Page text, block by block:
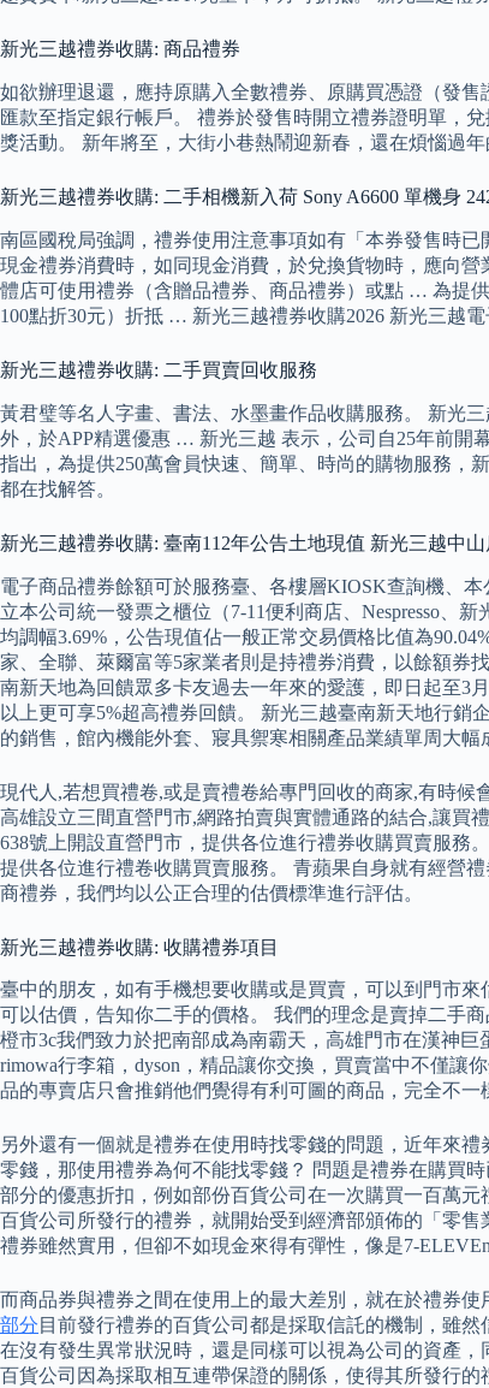
新光三越禮券收購: 商品禮券
如欲辦理退還，應持原購入全數禮券、原購買憑證（發
匯款至指定銀行帳戶。 禮券於發售時開立禮券證明單，
獎活動。 新年將至，大街小巷熱鬧迎新春，還在煩惱過年
新光三越禮券收購: 二手相機新入荷 Sony A6600 單機身
南區國稅局強調，禮券使用注意事項如有「本券發售時
現金禮券消費時，如同現金消費，於兌換貨物時，應向
體店可使用禮券（含贈品禮券、商品禮券）或點 … 為提
100點折30元）折抵 … 新光三越禮券收購2026 新光三越
新光三越禮券收購: 二手買賣回收服務
黃君璧等名人字畫、書法、水墨畫作品收購服務。 新光
外，於APP精選優惠 … 新光三越 表示，公司自25年前開
指出，為提供250萬會員快速、簡單、時尚的購物服務，
都在找解答。
新光三越禮券收購: 臺南112年公告土地現值 新光三越中
電子商品禮券餘額可於服務臺、各樓層KIOSK查詢機、
立本公司統一發票之櫃位（7-11便利商店、Nespresso、
均調幅3.69%，公告現值佔一般正常交易價格比值為
家、全聯、萊爾富等5家業者則是持禮券消費，以餘額券
南新天地為回饋眾多卡友過去一年來的愛護，即日起至3
以上更可享5%超高禮券回饋。 新光三越臺南新天地行
的銷售，館內機能外套、寢具禦寒相關產品業績單周大
現代人,若想買禮卷,或是賣禮卷給專門回收的商家,有時候
高雄設立三間直營門市,網路拍賣與實體通路的結合,讓買
638號上開設直營門市，提供各位進行禮券收購買賣服務
提供各位進行禮卷收購買賣服務。 青蘋果自身就有經營
商禮券，我們均以公正合理的估價標準進行評估。
新光三越禮券收購: 收購禮券項目
臺中的朋友，如有手機想要收購或是買賣，可以到門市來
可以估價，告知你二手的價格。 我們的理念是賣掉二手
橙市3c我們致力於把南部成為南霸天，高雄門市在漢神
rimowa行李箱，dyson，精品讓你交換，買賣當中不僅
品的專賣店只會推銷他們覺得有利可圖的商品，完全不一
另外還有一個就是禮券在使用時找零錢的問題，近年來
零錢，那使用禮券為何不能找零錢？ 問題是禮券在購買
部分的優惠折扣，例如部份百貨公司在一次購買一百萬
百貨公司所發行的禮券，就開始受到經濟部頒佈的「零
禮券雖然實用，但卻不如現金來得有彈性，像是7-
而商品券與禮券之間在使用上的最大差別，就在於禮券
部分 目前發行禮券的百貨公司都是採取信託的機制，雖
在沒有發生異常狀況時，還是同樣可以視為公司的資產
百貨公司因為採取相互連帶保證的關係，使得其所發行